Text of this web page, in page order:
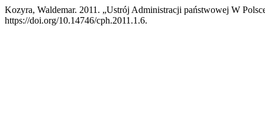
Kozyra, Waldemar. 2011. „Ustrój Administracji państwowej W
https://doi.org/10.14746/cph.2011.1.6.